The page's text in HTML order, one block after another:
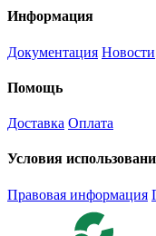
Информация
Документация Новости
Помощь
Доставка Оплата
Условия
Правовая информация